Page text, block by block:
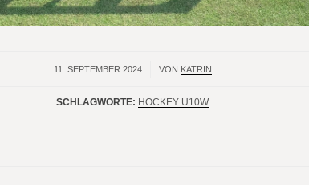
11. SEPTEMBER 2024
/ VON KATRIN
SCHLAGWORTE: HOCKEY U10W